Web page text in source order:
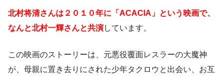
北村将清さんは２０１０年に「ACACIA」という映画で、
なんと北村一輝さんと共演しています。
この映画のストーリーは、元悪役覆面レスラーの大魔神
が、母親に置き去りにされた少年タクロウと出会い、お互